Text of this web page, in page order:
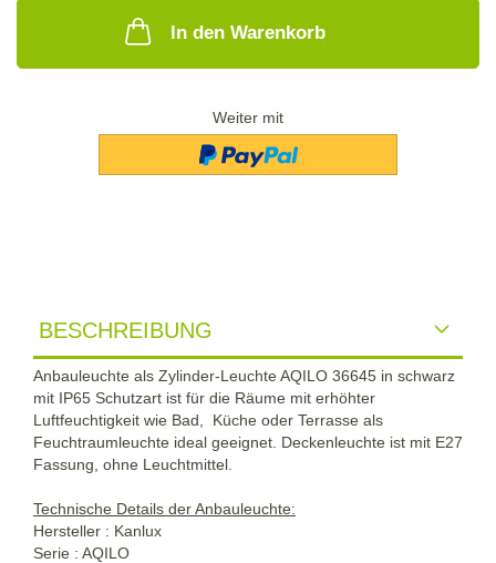
In den Warenkorb
Weiter mit
BESCHREIBUNG
Anbauleuchte als Zylinder-Leuchte AQILO 36645 in schwarz
mit IP65 Schutzart ist für die Räume mit erhöhter
Luftfeuchtigkeit wie Bad, Küche oder Terrasse als
Feuchtraumleuchte ideal geeignet. Deckenleuchte ist mit E27
Fassung, ohne Leuchtmittel.
Technische Details der Anbauleuchte:
Hersteller : Kanlux
Serie : AQILO